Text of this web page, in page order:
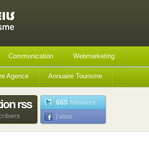
Communication Webmarketing
Agence Annuaire Tourisme
665 followers
j'aime